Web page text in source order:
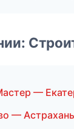
—
— Астрахань